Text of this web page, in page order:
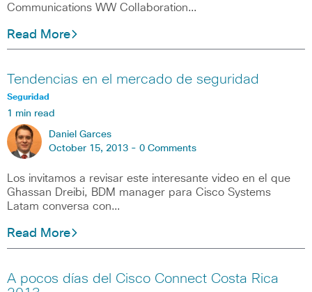
Communications WW Collaboration…
Read More
Tendencias en el mercado de seguridad
Seguridad
1 min read
Daniel Garces
October 15, 2013 - 0 Comments
Los invitamos a revisar este interesante video en el que
Ghassan Dreibi, BDM manager para Cisco Systems
Latam conversa con…
Read More
A pocos días del Cisco Connect Costa Rica